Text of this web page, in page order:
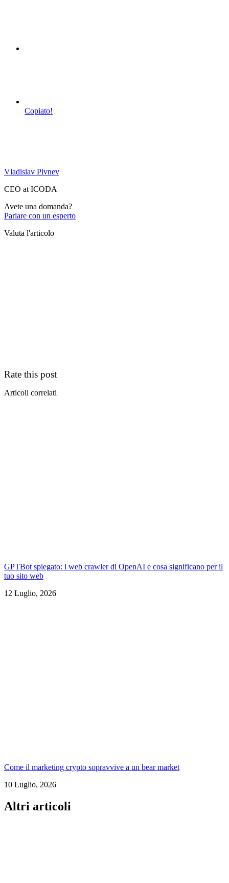
Copiato!
Vladislav Pivnev
CEO at ICODA
Avete una domanda?
Parlare con un esperto
Valuta l'articolo
Rate this post
Articoli correlati
GPTBot spiegato: i web crawler di OpenAI e cosa significano per il
tuo sito web
12 Luglio, 2026
Come il marketing crypto sopravvive a un bear market
10 Luglio, 2026
Altri articoli